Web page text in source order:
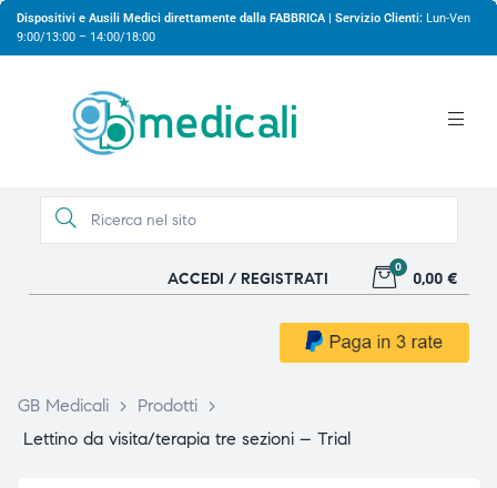
Dispositivi e Ausili Medici direttamente dalla FABBRICA | Servizio Clienti: Lun-Ven
9:00/13:00 – 14:00/18:00
ACCEDI / REGISTRATI
0
0,00 €
GB Medicali > Prodotti
>
Lettino da visita/terapia tre sezioni – Trial